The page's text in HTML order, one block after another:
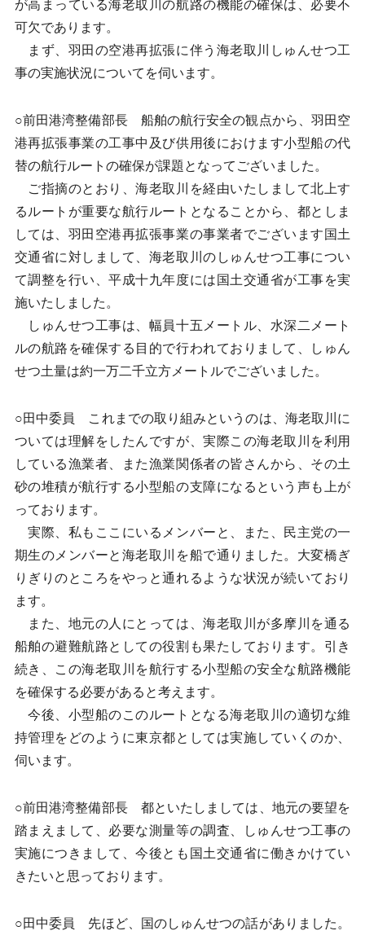
が高まっている海老取川の航路の機能の確保は、必要不
可欠であります。
まず、羽田の空港再拡張に伴う海老取川しゅんせつ工
事の実施状況についてを伺います。
○前田港湾整備部長 船舶の航行安全の観点から、羽田空
港再拡張事業の工事中及び供用後におけます小型船の代
替の航行ルートの確保が課題となってございました。
ご指摘のとおり、海老取川を経由いたしまして北上す
るルートが重要な航行ルートとなることから、都としま
しては、羽田空港再拡張事業の事業者でございます国土
交通省に対しまして、海老取川のしゅんせつ工事につい
て調整を行い、平成十九年度には国土交通省が工事を実
施いたしました。
しゅんせつ工事は、幅員十五メートル、水深二メート
ルの航路を確保する目的で行われておりまして、しゅん
せつ土量は約一万二千立方メートルでございました。
○田中委員 これまでの取り組みというのは、海老取川に
ついては理解をしたんですが、実際この海老取川を利用
している漁業者、また漁業関係者の皆さんから、その土
砂の堆積が航行する小型船の支障になるという声も上が
っております。
実際、私もここにいるメンバーと、また、民主党の一
期生のメンバーと海老取川を船で通りました。大変橋ぎ
りぎりのところをやっと通れるような状況が続いており
ます。
また、地元の人にとっては、海老取川が多摩川を通る
船舶の避難航路としての役割も果たしております。引き
続き、この海老取川を航行する小型船の安全な航路機能
を確保する必要があると考えます。
今後、小型船のこのルートとなる海老取川の適切な維
持管理をどのように東京都としては実施していくのか、
伺います。
○前田港湾整備部長 都といたしましては、地元の要望を
踏まえまして、必要な測量等の調査、しゅんせつ工事の
実施につきまして、今後とも国土交通省に働きかけてい
きたいと思っております。
○田中委員 先ほど、国のしゅんせつの話がありました。